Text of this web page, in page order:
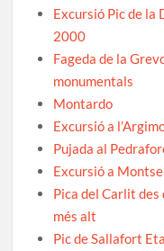
Excursió Pic de la
2000
Fageda de la
monumentals
Montardo
Excursió a
Pujada al
Excursió a
Pica del Carlit des
més alt
Pic de Sallafort